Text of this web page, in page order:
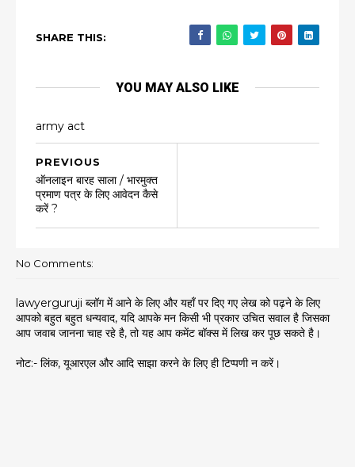
SHARE THIS:
YOU MAY ALSO LIKE
army act
PREVIOUS
ऑनलाइन बारह साला / भारमुक्त
प्रमाण पत्र के लिए आवेदन कैसे
करें ?
No Comments:
lawyerguruji ब्लॉग में आने के लिए और यहाँ पर दिए गए लेख को पढ़ने के लिए
आपको बहुत बहुत धन्यवाद, यदि आपके मन किसी भी प्रकार उचित सवाल है जिसका
आप जवाब जानना चाह रहे है, तो यह आप कमेंट बॉक्स में लिख कर पूछ सकते है।
नोट:- लिंक, यूआरएल और आदि साझा करने के लिए ही टिप्पणी न करें।